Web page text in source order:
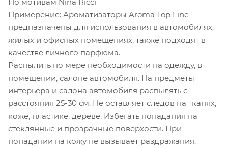
Примерение: Ароматизаторы Aroma Top Line
предназначены для использования в автомобилях,
жилых и офисных помещениях, также подходят в
качестве личного парфюма.
Распылить по мере необходимости на одежду, в
помещении, салоне автомобиля. На предметы
интерьера и салона автомобиля распылять с
расстояния 25-30 см. Не оставляет следов на тканях,
коже, пластике, дереве. Избегать попадания на
стеклянные и прозрачные поверхости. При
попадании на кожу не вызывает раздражания.